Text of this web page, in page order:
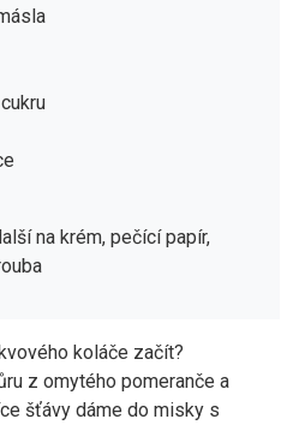
na krém, pečící papír,
koláče začít?
z omytého pomeranče a
šťávy dáme do misky s